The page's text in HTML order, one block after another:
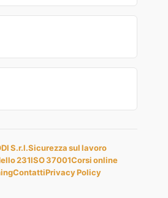
S.r.l.Sicurezza sul lavoro
231ISO 37001Corsi online
ContattiPrivacy Policy